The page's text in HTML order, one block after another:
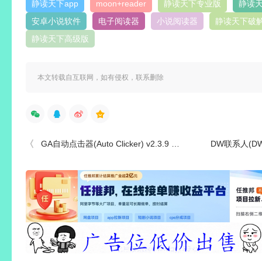
静读天下app moon+reader 静读天下专业版
静读
安卓小说软件
电子阅读器 小说阅读器
静读天下破
静读天下高级版
本文转载自互联网，如有侵权，联系删除
GA自动点击器(Auto Clicker) v2.3.9 高级版- 连点器-按键精灵 DW联系人(DW